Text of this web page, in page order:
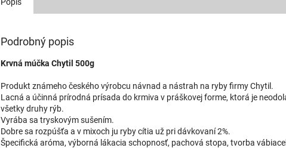
Podrobný popis
Krvná múčka Chytil 500g
Produkt známeho českého výrobcu návnad a nástrah na ryby firmy Chytil.
Lacná a účinná prírodná prísada do krmiva v práškovej forme, ktorá je
všetky druhy rýb.
Vyrába sa tryskovým sušením.
Dobre sa rozpúšťa a v mixoch ju ryby cítia už pri dávkovaní 2%.
Špecifická aróma, výborná lákacia schopnosť, pachová stopa, tvorba